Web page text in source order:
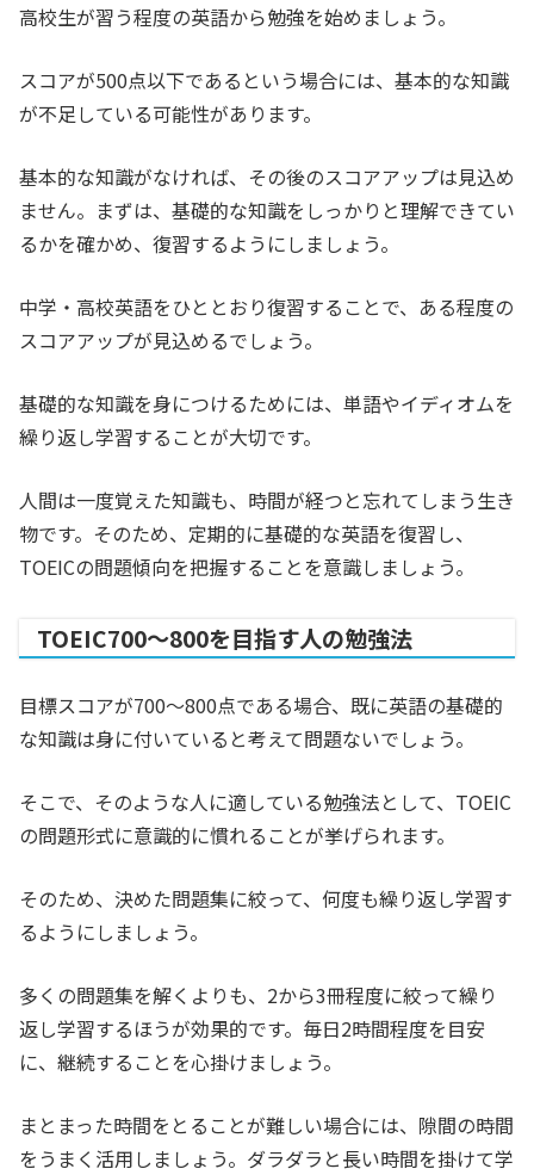
高校生が習う程度の英語から勉強を始めましょう。
スコアが500点以下であるという場合には、基本的な知識
が不足している可能性があります。
基本的な知識がなければ、その後のスコアアップは見込め
ません。まずは、基礎的な知識をしっかりと理解できてい
るかを確かめ、復習するようにしましょう。
中学・高校英語をひととおり復習することで、ある程度の
スコアアップが見込めるでしょう。
基礎的な知識を身につけるためには、単語やイディオムを
繰り返し学習することが大切です。
人間は一度覚えた知識も、時間が経つと忘れてしまう生き
物です。そのため、定期的に基礎的な英語を復習し、
TOEICの問題傾向を把握することを意識しましょう。
TOEIC700～800を目指す人の勉強法
目標スコアが700～800点である場合、既に英語の基礎的
な知識は身に付いていると考えて問題ないでしょう。
そこで、そのような人に適している勉強法として、TOEIC
の問題形式に意識的に慣れることが挙げられます。
そのため、決めた問題集に絞って、何度も繰り返し学習す
るようにしましょう。
多くの問題集を解くよりも、2から3冊程度に絞って繰り
返し学習するほうが効果的です。毎日2時間程度を目安
に、継続することを心掛けましょう。
まとまった時間をとることが難しい場合には、隙間の時間
をうまく活用しましょう。ダラダラと長い時間を掛けて学